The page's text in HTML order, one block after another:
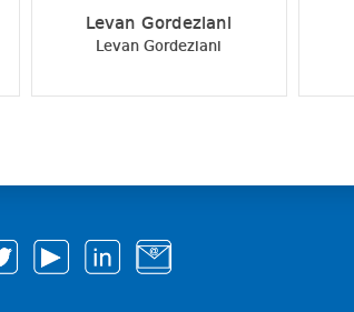
Levan Gordeziani
Levan Gordeziani